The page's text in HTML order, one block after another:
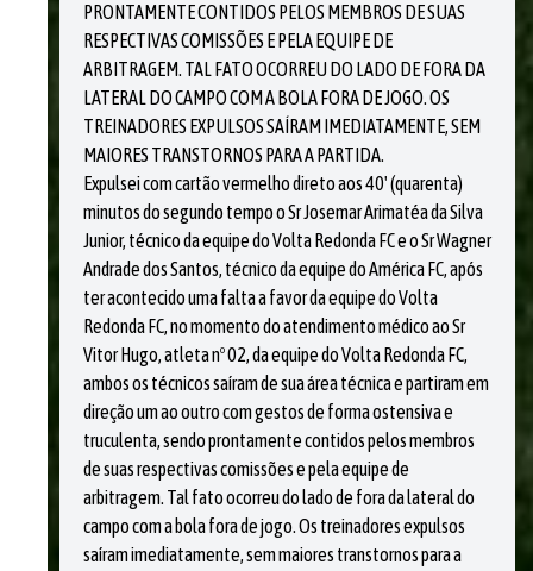
PRONTAMENTE CONTIDOS PELOS MEMBROS DE SUAS
RESPECTIVAS COMISSÕES E PELA EQUIPE DE
ARBITRAGEM. TAL FATO OCORREU DO LADO DE FORA DA
LATERAL DO CAMPO COM A BOLA FORA DE JOGO. OS
TREINADORES EXPULSOS SAÍRAM IMEDIATAMENTE, SEM
MAIORES TRANSTORNOS PARA A PARTIDA.
Expulsei com cartão vermelho direto aos 40' (quarenta)
minutos do segundo tempo o Sr Josemar Arimatéa da Silva
Junior, técnico da equipe do Volta Redonda FC e o Sr Wagner
Andrade dos Santos, técnico da equipe do América FC, após
ter acontecido uma falta a favor da equipe do Volta
Redonda FC, no momento do atendimento médico ao Sr
Vitor Hugo, atleta nº 02, da equipe do Volta Redonda FC,
ambos os técnicos saíram de sua área técnica e partiram em
direção um ao outro com gestos de forma ostensiva e
truculenta, sendo prontamente contidos pelos membros
de suas respectivas comissões e pela equipe de
arbitragem. Tal fato ocorreu do lado de fora da lateral do
campo com a bola fora de jogo. Os treinadores expulsos
saíram imediatamente, sem maiores transtornos para a